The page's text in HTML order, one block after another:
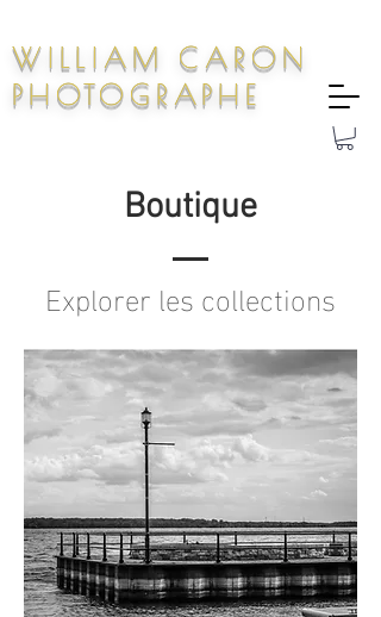
WILLIAM CARON
PHOTOGRAPHE
Boutique
Explorer les collections